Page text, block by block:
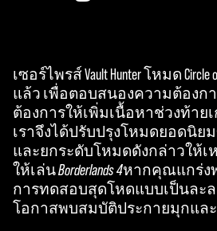
เซอร์ไพรส์ Vault Hunter โหมด Circle
แล้ว เพื่อตอบสนองความต้องก
ต้องการให้เพิ่มเนื้อหาช่วงท้าย
เราจึงได้ปรับปรุงโหมดยอดนิย
และยกระดับโหมดดังกล่าวให้เ
ให้เล่นBorderlands 4หากคุณแกร่ง
การทดสอบสุดโหดแบบเป็นละ
โอกาสพบสมบัติประกายมุกแล